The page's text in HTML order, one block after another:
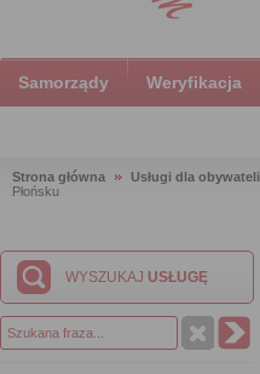
Samorządy Weryfikacja
Strona główna Usługi dla obywateli
Płońsku
WYSZUKAJ USŁUGĘ